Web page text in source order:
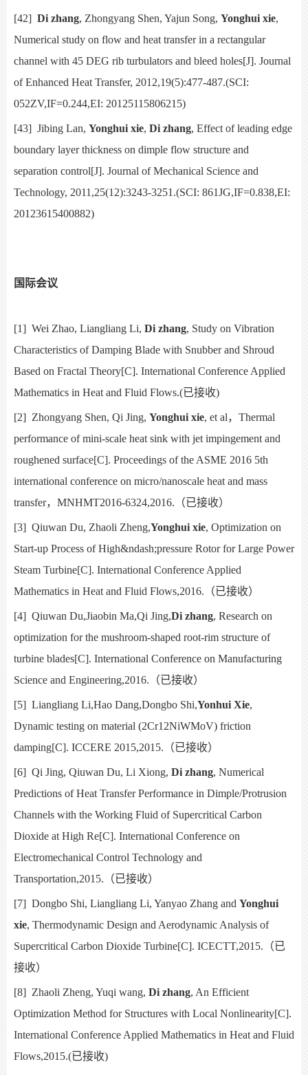
[42] Di zhang, Zhongyang Shen, Yajun Song, Yonghui xie,
Numerical study on flow and heat transfer in a rectangular
channel with 45 DEG rib turbulators and bleed holes[J]. Journal
of Enhanced Heat Transfer, 2012,19(5):477-487.(SCI:
052ZV,IF=0.244,EI: 20125115806215)
[43] Jibing Lan, Yonghui xie, Di zhang, Effect of leading edge
boundary layer thickness on dimple flow structure and
separation control[J]. Journal of Mechanical Science and
Technology, 2011,25(12):3243-3251.(SCI: 861JG,IF=0.838,EI:
20123615400882)
国际会议
[1] Wei Zhao, Liangliang Li, Di zhang, Study on Vibration
Characteristics of Damping Blade with Snubber and Shroud
Based on Fractal Theory[C]. International Conference Applied
Mathematics in Heat and Fluid Flows.(已接收)
[2] Zhongyang Shen, Qi Jing, Yonghui xie, et al， Thermal
performance of mini-scale heat sink with jet impingement and
roughened surface[C]. Proceedings of the ASME 2016 5th
international conference on micro/nanoscale heat and mass
transfer， MNHMT2016-6324,2016. （已接收）
[3] Qiuwan Du, Zhaoli Zheng,Yonghui xie, Optimization on
Start-up Process of High&ndash;pressure Rotor for Large Power
Steam Turbine[C]. International Conference Applied
Mathematics in Heat and Fluid Flows,2016. （已接收）
[4] Qiuwan Du,Jiaobin Ma,Qi Jing,Di zhang, Research on
optimization for the mushroom-shaped root-rim structure of
turbine blades[C]. International Conference on Manufacturing
Science and Engineering,2016. （已接收）
[5] Liangliang Li,Hao Dang,Dongbo Shi,Yonhui Xie,
Dynamic testing on material (2Cr12NiWMoV) friction
damping[C]. ICCERE 2015,2015. （已接收）
[6] Qi Jing, Qiuwan Du, Li Xiong, Di zhang, Numerical
Predictions of Heat Transfer Performance in Dimple/Protrusion
Channels with the Working Fluid of Supercritical Carbon
Dioxide at High Re[C]. International Conference on
Electromechanical Control Technology and
Transportation,2015. （已接收）
[7] Dongbo Shi, Liangliang Li, Yanyao Zhang and Yonghui
xie, Thermodynamic Design and Aerodynamic Analysis of
Supercritical Carbon Dioxide Turbine[C]. ICECTT,2015. （已
接收）
[8] Zhaoli Zheng, Yuqi wang, Di zhang, An Efficient
Optimization Method for Structures with Local Nonlinearity[C].
International Conference Applied Mathematics in Heat and Fluid
Flows,2015.(已接收)